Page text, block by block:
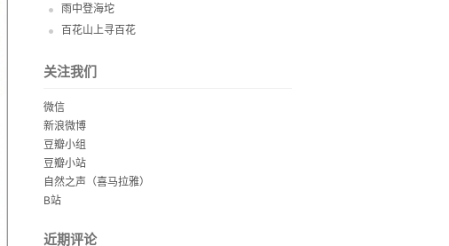
雨中登海坨
百花山上寻百花
关注我们
微信
新浪微博
豆瓣小组
豆瓣小站
自然之声（喜马拉雅）
B站
近期评论